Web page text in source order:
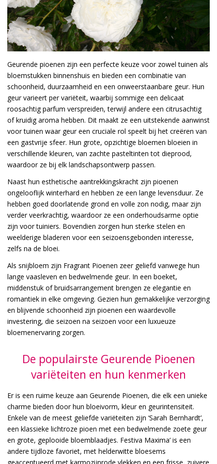
Geurende pioenen zijn een perfecte keuze voor zowel tuinen als
bloemstukken binnenshuis en bieden een combinatie van
schoonheid, duurzaamheid en een onweerstaanbare geur. Hun
geur varieert per variëteit, waarbij sommige een delicaat
roosachtig parfum verspreiden, terwijl andere een citrusachtig
of kruidig aroma hebben. Dit maakt ze een uitstekende aanwinst
voor tuinen waar geur een cruciale rol speelt bij het creëren van
een gastvrije sfeer. Hun grote, opzichtige bloemen bloeien in
verschillende kleuren, van zachte pasteltinten tot dieprood,
waardoor ze bij elk landschapsontwerp passen.
Naast hun esthetische aantrekkingskracht zijn pioenen
ongelooflijk winterhard en hebben ze een lange levensduur. Ze
hebben goed doorlatende grond en volle zon nodig, maar zijn
verder veerkrachtig, waardoor ze een onderhoudsarme optie
zijn voor tuiniers. Bovendien zorgen hun sterke stelen en
weelderige bladeren voor een seizoensgebonden interesse,
zelfs na de bloei.
Als snijbloem zijn Fragrant Pioenen zeer geliefd vanwege hun
lange vaasleven en bedwelmende geur. In een boeket,
middenstuk of bruidsarrangement brengen ze elegantie en
romantiek in elke omgeving. Gezien hun gemakkelijke verzorging
en blijvende schoonheid zijn pioenen een waardevolle
investering, die seizoen na seizoen voor een luxueuze
bloemenervaring zorgen.
De populairste Geurende Pioenen
variëteiten en hun kenmerken
Er is een ruime keuze aan Geurende Pioenen, die elk een unieke
charme bieden door hun bloeivorm, kleur en geurintensiteit.
Enkele van de meest geliefde variëteiten zijn ‘Sarah Bernhardt’,
een klassieke lichtroze pioen met een bedwelmende zoete geur
en grote, geplooide bloemblaadjes. Festiva Maxima’ is een
andere tijdloze favoriet, met helderwitte bloesems
geaccentueerd met karmozijnrode vlekken en een frisse, zuivere